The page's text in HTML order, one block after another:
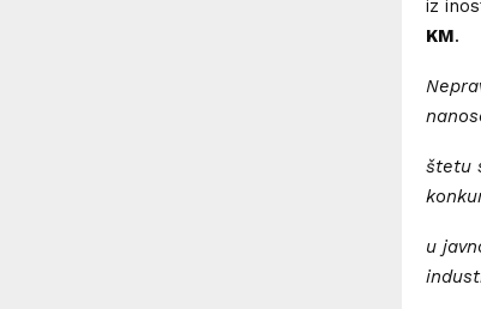
iz
KM.
štetu
u